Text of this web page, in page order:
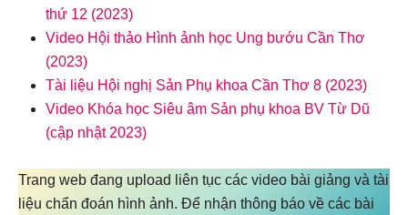
thứ 12 (2023)
Video Hội thảo Hình ảnh học Ung bướu Cần Thơ
(2023)
Tài liệu Hội nghị Sản Phụ khoa Cần Thơ 8 (2023)
Video Khóa học Siêu âm Sản phụ khoa BV Từ Dũ
(cập nhật 2023)
Trang web đang upload liên tục các video bài giảng và tài
liệu chẩn đoán hình ảnh. Để nhận thông báo về các bài